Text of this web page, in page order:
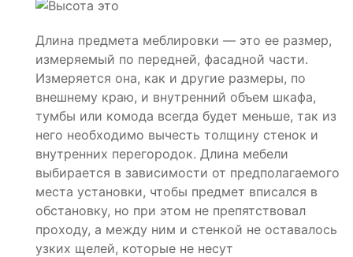
Длина предмета меблировки — это ее размер,
измеряемый по передней, фасадной части.
Измеряется она, как и другие размеры, по
внешнему краю, и внутренний объем шкафа,
тумбы или комода всегда будет меньше, так из
него необходимо вычесть толщину стенок и
внутренних перегородок. Длина мебели
выбирается в зависимости от предполагаемого
места установки, чтобы предмет вписался в
обстановку, но при этом не препятствовал
проходу, а между ним и стенкой не оставалось
узких щелей, которые не несут